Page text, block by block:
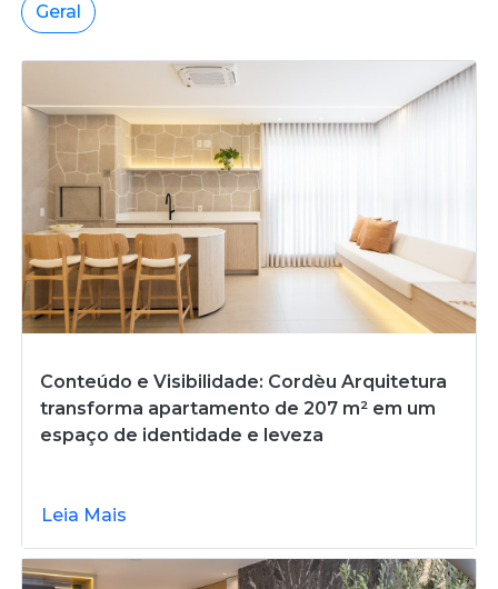
Geral
Conteúdo e Visibilidade: Cordèu Arquitetura
transforma apartamento de 207 m² em um
espaço de identidade e leveza
Leia Mais